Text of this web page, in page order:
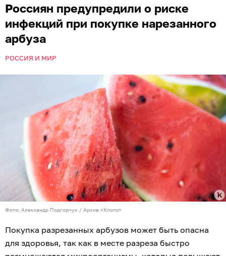
Россиян предупредили о риске
инфекций при покупке нарезанного
арбуза
РОССИЯ И МИР
Фото: Александр Подгорчук / Архив «Клопс»
Покупка разрезанных арбузов может быть опасна
для здоровья, так как в месте разреза быстро